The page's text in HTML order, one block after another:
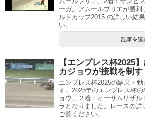
ーガ。アムールブリエが勝利
ルドカップ2015 の詳しい結
い。
記事を読
【エンプレス杯2025
カジョウが接戦を制す
エンプレス杯2025の結果・
す。2025年のエンプレス杯
ョウ、２着：オーサムリザル
ラとなりました。レースの詳
ご覧ください。